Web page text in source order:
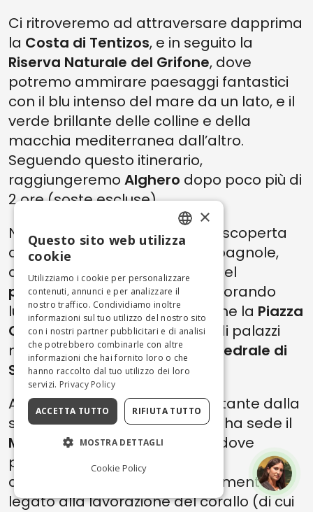
Ci ritroveremo ad attraversare dapprima
la Costa di Tentizos, e in seguito la
Riserva Naturale del Grifone, dove
potremo ammirare paesaggi fantastici
con il blu intenso del mare da un lato, e il
verde brillante delle colline e della
macchia mediterranea dall’altro.
Seguendo questo itinerario,
raggiungeremo Alghero dopo poco più di
2 ore (soste escluse).
Nel pomeriggio, andiamo alla scoperta
della città e delle sue origini spagnole,
anzi precisamente catalane, nel
pittoresco centro storico
, esplorando
luoghi di grande interesse come la Piazza
Civica, circondata da splendidi palazzi
medievali, o la maestosa
Cattedrale di
Santa Maria.
Ai margini del centro, poco distante dalla
storicaTorre de l’Esperó Reial
, ha sede il
Museo del Corallo di Alghero
, dove
possiamo conoscere i segreti
dell’
, strettamente
legato alla lavorazione del corallo (di cui
ENGLISH
ITALIAN
×
Questo sito web utilizza
cookie
Utilizziamo i cookie per personalizzare
contenuti, annunci e per analizzare il
nostro traffico. Condividiamo inoltre
informazioni sul tuo utilizzo del nostro sito
con i nostri partner pubblicitari e di analisi
che potrebbero combinarle con altre
informazioni che hai fornito loro o che
hanno raccolto dal tuo utilizzo dei loro
servizi. Privacy Policy
ACCETTA TUTTO RIFIUTA TUTTO
MOSTRA DETTAGLI
Cookie Policy